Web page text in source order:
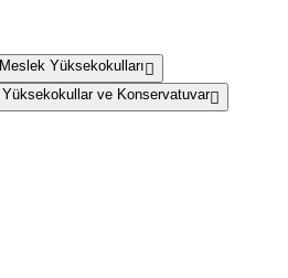
Meslek Yüksekokulları
Yüksekokullar ve Konservatuvar